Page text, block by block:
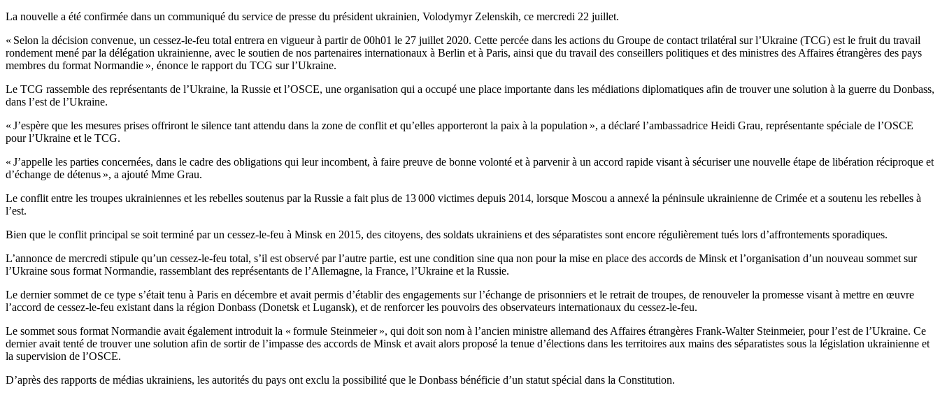
La nouvelle a été confirmée dans un communiqué du service de presse du président ukrainien, Volodymyr Zelenskih, ce mercredi 22 juillet.
« Selon la décision convenue, un cessez-le-feu total entrera en vigueur à partir de 00h01 le 27 juillet 2020. Cette percée dans les actions du Groupe de contact trilatéral sur l’Ukraine (TCG) est le fruit du travail
rondement mené par la délégation ukrainienne, avec le soutien de nos partenaires internationaux à Berlin et à Paris, ainsi que du travail des conseillers politiques et des ministres des Affaires étrangères des pays
membres du format Normandie », énonce le rapport du TCG sur l’Ukraine.
Le TCG rassemble des représentants de l’Ukraine, la Russie et l’OSCE, une organisation qui a occupé une place importante dans les médiations diplomatiques afin de trouver une solution à la guerre du Donbass,
dans l’est de l’Ukraine.
« J’espère que les mesures prises offriront le silence tant attendu dans la zone de conflit et qu’elles apporteront la paix à la population », a déclaré l’ambassadrice Heidi Grau, représentante spéciale de l’OSCE
pour l’Ukraine et le TCG.
« J’appelle les parties concernées, dans le cadre des obligations qui leur incombent, à faire preuve de bonne volonté et à parvenir à un accord rapide visant à sécuriser une nouvelle étape de libération réciproque et
d’échange de détenus », a ajouté Mme Grau.
Le conflit entre les troupes ukrainiennes et les rebelles soutenus par la Russie a fait plus de 13 000 victimes depuis 2014, lorsque Moscou a annexé la péninsule ukrainienne de Crimée et a soutenu les rebelles à
l’est.
Bien que le conflit principal se soit terminé par un cessez-le-feu à Minsk en 2015, des citoyens, des soldats ukrainiens et des séparatistes sont encore régulièrement tués lors d’affrontements sporadiques.
L’annonce de mercredi stipule qu’un cessez-le-feu total, s’il est observé par l’autre partie, est une condition sine qua non pour la mise en place des accords de Minsk et l’organisation d’un nouveau sommet sur
l’Ukraine sous format Normandie, rassemblant des représentants de l’Allemagne, la France, l’Ukraine et la Russie.
Le dernier sommet de ce type s’était tenu à Paris en décembre et avait permis d’établir des engagements sur l’échange de prisonniers et le retrait de troupes, de renouveler la promesse visant à mettre en œuvre
l’accord de cessez-le-feu existant dans la région Donbass (Donetsk et Lugansk), et de renforcer les pouvoirs des observateurs internationaux du cessez-le-feu.
Le sommet sous format Normandie avait également introduit la « formule Steinmeier », qui doit son nom à l’ancien ministre allemand des Affaires étrangères Frank-Walter Steinmeier, pour l’est de l’Ukraine. Ce
dernier avait tenté de trouver une solution afin de sortir de l’impasse des accords de Minsk et avait alors proposé la tenue d’élections dans les territoires aux mains des séparatistes sous la législation ukrainienne et
la supervision de l’OSCE.
D’après des rapports de médias ukrainiens, les autorités du pays ont exclu la possibilité que le Donbass bénéficie d’un statut spécial dans la Constitution.